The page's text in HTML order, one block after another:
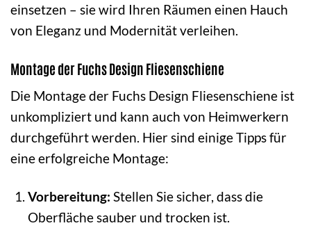
einsetzen – sie wird Ihren Räumen einen Hauch
von Eleganz und Modernität verleihen.
Montage der Fuchs Design Fliesenschiene
Die Montage der Fuchs Design Fliesenschiene ist
unkompliziert und kann auch von Heimwerkern
durchgeführt werden. Hier sind einige Tipps für
eine erfolgreiche Montage:
Vorbereitung: Stellen Sie sicher, dass die
Oberfläche sauber und trocken ist.